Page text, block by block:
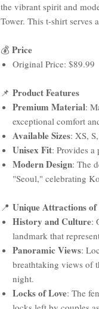
the vibrant spirit and
Tower. This t-shirt serves
💰 Price
Original Price: $89.99
📌 Product Features
Premium Material:
exceptional comfort
Available Sizes: XS,
Unisex Fit: Provides a
Modern Design: The
"Seoul," celebrating
📍 Unique Attractions of
History and Culture:
landmark that
Panoramic Views:
breathtaking views of
night.
Locks of Love: The